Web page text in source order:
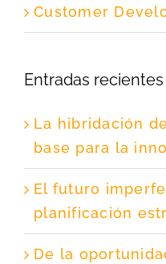
Customer
Entradas recientes
La hibridación
base para la
El futuro
planificación
De la